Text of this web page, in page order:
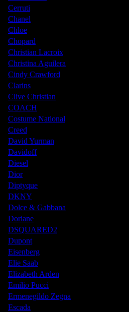
Cerruti
Chanel
Chloe
Chopard
Christian Lacroix
Christina Aguilera
Cindy Crawford
Clarins
Clive Christian
COACH
Costume National
Creed
David Yurman
Davidoff
Diesel
Dior
Diptyque
DKNY
Dolce & Gabbana
Doriane
DSQUARED2
Dupont
Eisenberg
Elie Saab
Elizabeth Arden
Emilio Pucci
Ermenegildo Zegna
Escada